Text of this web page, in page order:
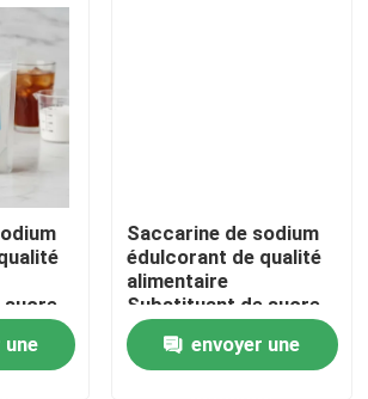
sucre
99%
une
Saccarine de sodium
édulcorant de qualité
alimentaire
Substituant de sucre
de haute douceur 99%
envoyer une